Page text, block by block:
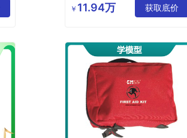
公司
￥ 11.94万 获取底价